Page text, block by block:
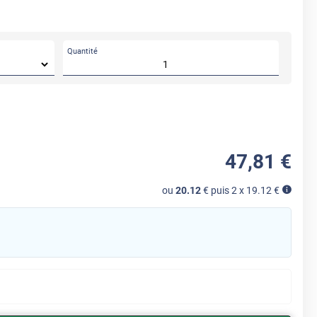
Quantité
47,81 €
ou 20.12€ puis 2 x 19.12€